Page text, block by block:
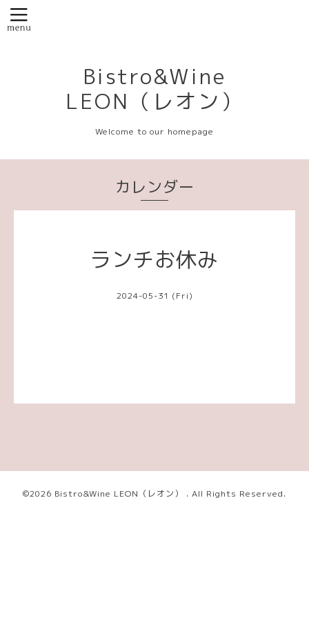
Bistro&Wine
LEON（レオン）
Welcome to our homepage
カレンダー
ランチお休み
2024-05-31 (Fri)
©2026 Bistro&Wine LEON（レオン） . All Rights Reserved.